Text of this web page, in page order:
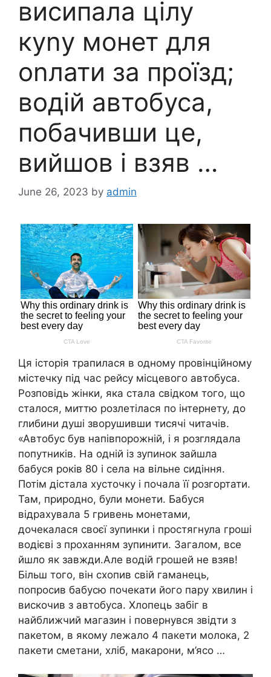
висипала цілу
куnу монет для
оnлати за проїзд;
водій автобуса,
побачивши це,
вийшов і взяв …
June 26, 2023 by admin
Ця історія трапилася в одному провінційному
містечку під час рейсу місцевого автобуса.
Розповідь жінки, яка стала свідком того, що
сталося, миттю розлетілася по інтернету, до
глибини душі зворушивши тисячі читачів.
«Автобус був напівпорожній, і я розглядала
попутників. На одній із зупинок зайшла
бабуся років 80 і села на вільне сидіння.
Потім дістала хусточку і почала її розгортати.
Там, природно, були монети. Бабуся
відрахувала 5 гривень монетами,
дочекалася своєї зупинки і простягнула гроші
водієві з проханням зупинити. Загалом, все
йшло як завжди.Але водій грошей не взяв!
Більш того, він схопив свій гаманець,
попросив бабусю почекати його пару хвилин і
вискочив з автобуса. Хлопець забіг в
найближчий магазин і повернувся звідти з
пакетом, в якому лежало 4 пакети молока, 2
пакети сметани, хліб, макарони, м’ясо …